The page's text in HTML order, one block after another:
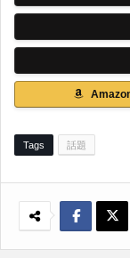
Tags 話題